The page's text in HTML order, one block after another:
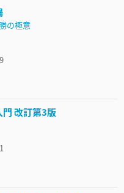
の極意
改訂第3版